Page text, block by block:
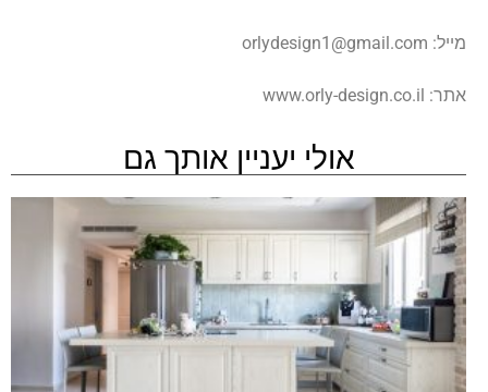
מייל: orlydesign1@gmail.com
אתר: www.orly-design.co.il
אולי יעניין אותך גם